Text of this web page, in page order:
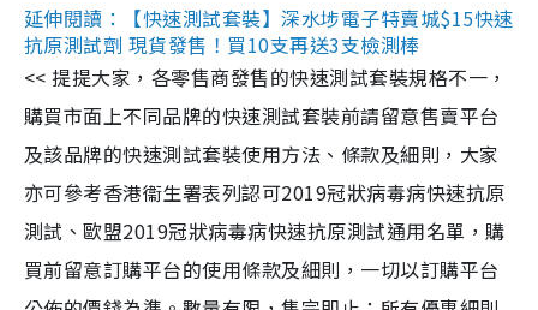
延伸閱讀：【快速測試套裝】深水埗電子特賣城$15快速
抗原測試劑 現貨發售！買10支再送3支檢測棒
<< 提提大家，各零售商發售的快速測試套裝規格不一，
購買市面上不同品牌的快速測試套裝前請留意售賣平台
及該品牌的快速測試套裝使用方法、條款及細則，大家
亦可參考香港衞生署表列認可2019冠狀病毒病快速抗原
測試、歐盟2019冠狀病毒病快速抗原測試通用名單，購
買前留意訂購平台的使用條款及細則，一切以訂購平台